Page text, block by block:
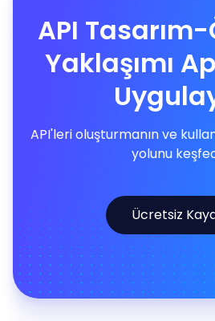
API
Yaklaşımı
API'leri oluşturmanın ve
yolunu
Ücretsiz